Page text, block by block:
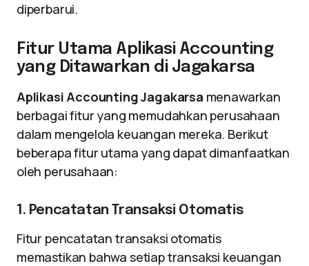
diperbarui.
Fitur Utama Aplikasi Accounting
yang Ditawarkan di Jagakarsa
Aplikasi Accounting Jagakarsa menawarkan
berbagai fitur yang memudahkan perusahaan
dalam mengelola keuangan mereka. Berikut
beberapa fitur utama yang dapat dimanfaatkan
oleh perusahaan:
1. Pencatatan Transaksi Otomatis
Fitur pencatatan transaksi otomatis
memastikan bahwa setiap transaksi keuangan